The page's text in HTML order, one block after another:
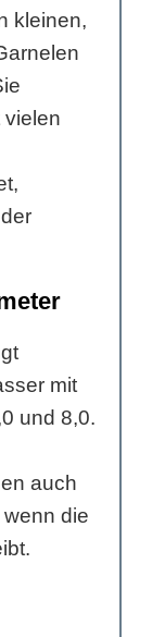
kleinen,
vielen
mit
und 8,0.
auch
die